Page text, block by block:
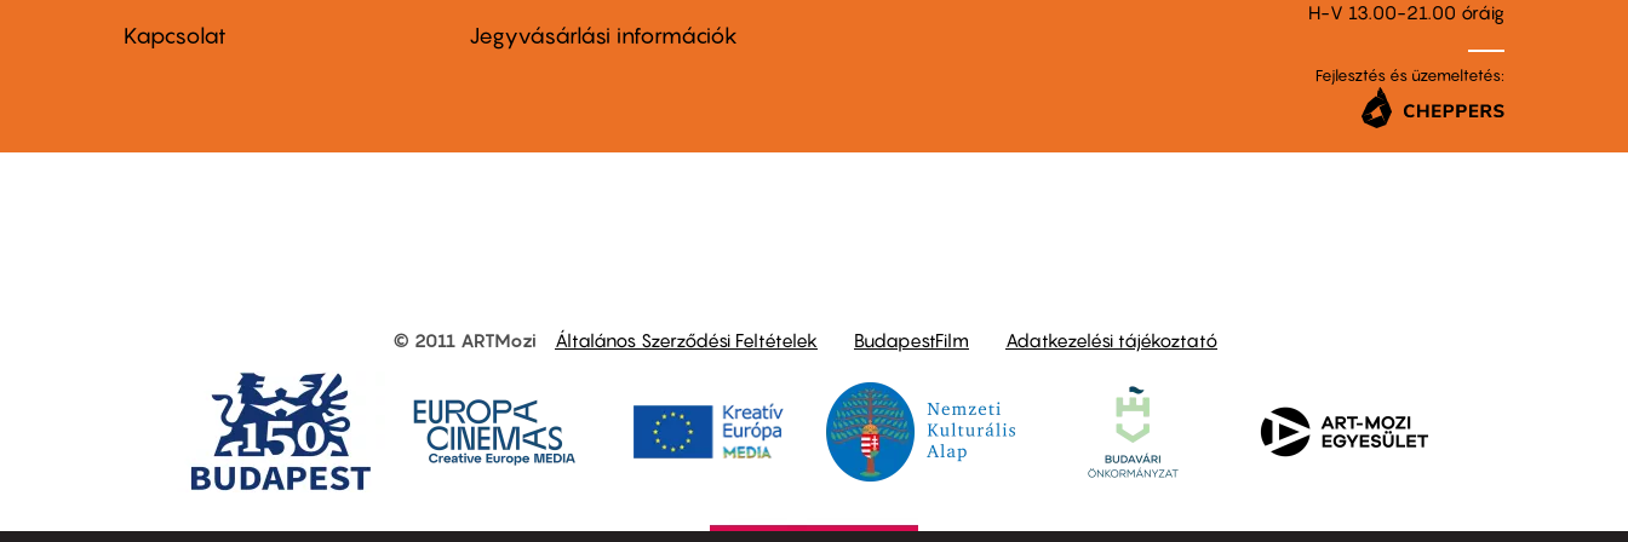
menu
Kapcsolat
menu
Jegyvásárlási információk
H-V 13.00-21.00 óráig
Fejlesztés és üzemeltetés:
other
© 2011 ARTMozi Általános Szerződési Feltételek BudapestFilm Adatkezelési tájékoztató